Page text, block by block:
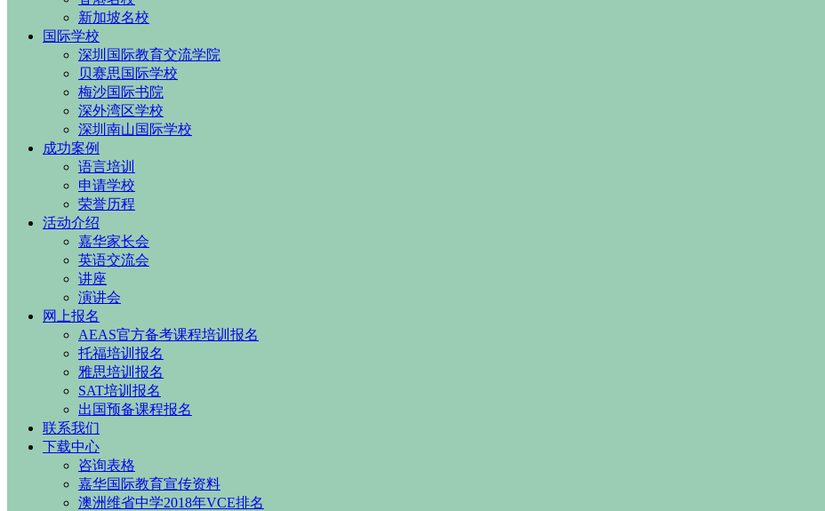
新加坡名校
国际学校
深圳国际教育交流学院
贝赛思国际学校
梅沙国际书院
深外湾区学校
深圳南山国际学校
成功案例
语言培训
申请学校
荣誉历程
活动介绍
嘉华家长会
英语交流会
讲座
演讲会
网上报名
AEAS官方备考课程培训报名
托福培训报名
雅思培训报名
SAT培训报名
出国预备课程报名
联系我们
下载中心
咨询表格
嘉华国际教育宣传资料
澳洲维省中学2018年VCE排名